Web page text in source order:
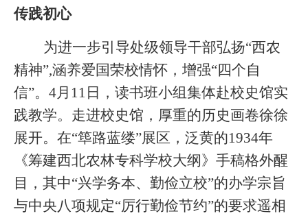
传践初心
为进一步引导处级领导干部弘扬“西农
精神”,涵养爱国荣校情怀，增强“四个自
信”。4月11日，读书班小组集体赴校史馆实
践教学。走进校史馆，厚重的历史画卷徐徐
展开。在“筚路蓝缕”展区，泛黄的1934年
《筹建西北农林专科学校大纲》手稿格外醒
目，其中“兴学务本、勤俭立校”的办学宗旨
与中央八项规定“厉行勤俭节约”的要求遥相